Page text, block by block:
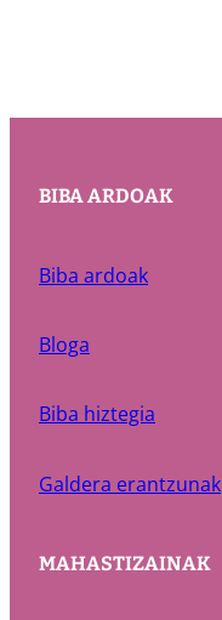
BIBA ARDOAK
Biba ardoak
Bloga
Biba hiztegia
Galdera erantzunak
MAHASTIZAINAK